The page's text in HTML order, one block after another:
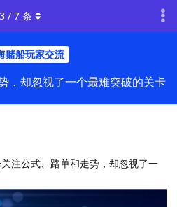
赌船玩家交流
，却忽视了一个最难突破的关卡
3 / 7 条
注公式、路单和走势，却忽视了一